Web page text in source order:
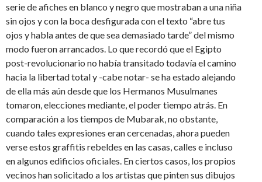
serie de afiches en blanco y negro que mostraban a una niña
sin ojos y con la boca desfigurada con el texto “abre tus
ojos y habla antes de que sea demasiado tarde” del mismo
modo fueron arrancados. Lo que recordó que el Egipto
post-revolucionario no había transitado todavía el camino
hacia la libertad total y -cabe notar- se ha estado alejando
de ella más aún desde que los Hermanos Musulmanes
tomaron, elecciones mediante, el poder tiempo atrás. En
comparación a los tiempos de Mubarak, no obstante,
cuando tales expresiones eran cercenadas, ahora pueden
verse estos graffitis rebeldes en las casas, calles e incluso
en algunos edificios oficiales. En ciertos casos, los propios
vecinos han solicitado a los artistas que pinten sus dibujos